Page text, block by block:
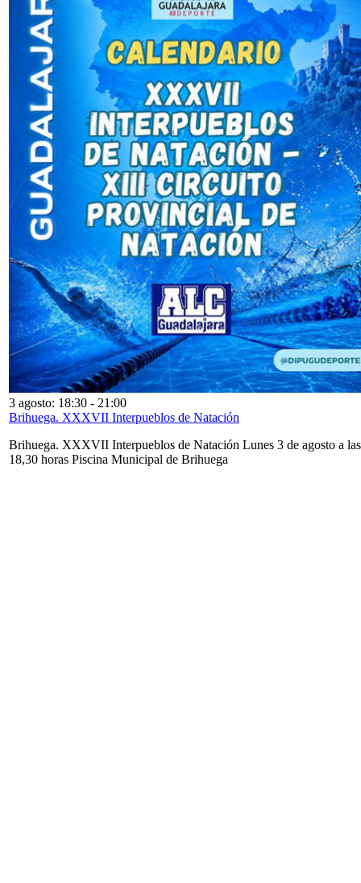
3 agosto: 18:30 - 21:00
Brihuega. XXXVII Interpueblos de Natación
Brihuega. XXXVII Interpueblos de Natación Lunes 3 de agosto a las
18,30 horas Piscina Municipal de Brihuega